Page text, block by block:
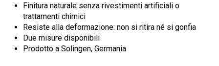
Finitura naturale senza rivestimenti artificiali o
trattamenti chimici
Resiste alla deformazione: non si ritira né si gonfia
Due misure disponibili
Prodotto a Solingen, Germania